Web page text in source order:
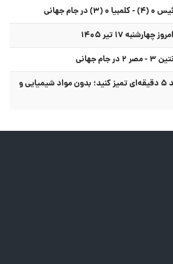
جهانی
۱۷ تیر ۱۴۰۵
جهانی
مایکروویو را با این ترفند ۵ دقیقه‌ای تمیز کنید؛ بدون مواد شیمیایی و